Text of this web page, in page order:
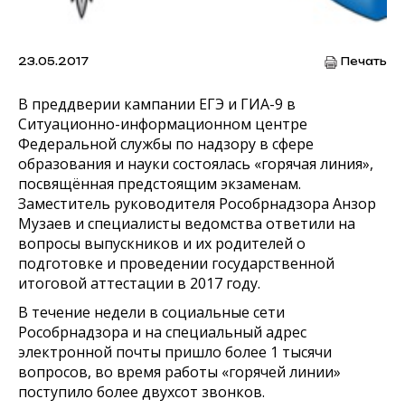
23.05.2017 Печать
В преддверии кампании ЕГЭ и ГИА-9 в
Ситуационно-информационном центре
Федеральной службы по надзору в сфере
образования и науки состоялась «горячая линия»,
посвящённая предстоящим экзаменам.
Заместитель руководителя Рособрнадзора Анзор
Музаев и специалисты ведомства ответили на
вопросы выпускников и их родителей о
подготовке и проведении государственной
итоговой аттестации в 2017 году.
В течение недели в социальные сети
Рособрнадзора и на специальный адрес
электронной почты пришло более 1 тысячи
вопросов, во время работы «горячей линии»
поступило более двухсот звонков.